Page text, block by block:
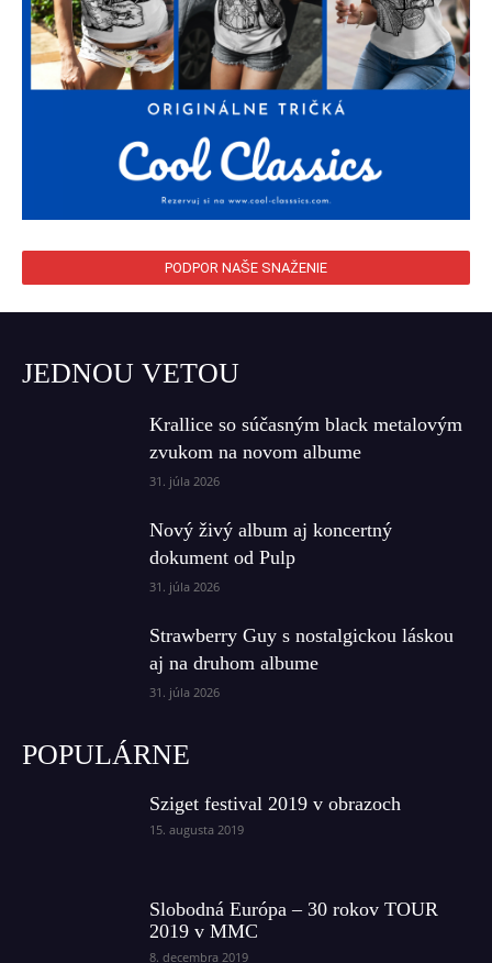
PODPOR NAŠE SNAŽENIE
JEDNOU VETOU
Krallice so súčasným black metalovým
zvukom na novom albume
31. júla 2026
Nový živý album aj koncertný
dokument od Pulp
31. júla 2026
Strawberry Guy s nostalgickou láskou
aj na druhom albume
31. júla 2026
POPULÁRNE
Sziget festival 2019 v obrazoch
15. augusta 2019
Slobodná Európa – 30 rokov TOUR
2019 v MMC
8. decembra 2019